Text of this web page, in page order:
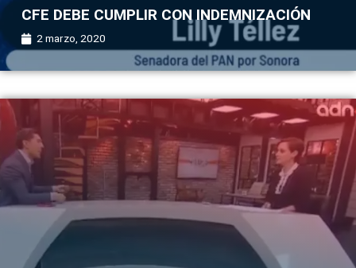
CFE DEBE CUMPLIR CON INDEMNIZACIÓN
2 marzo, 2020